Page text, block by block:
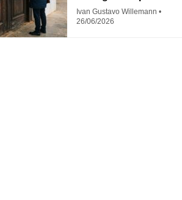
criticada
Ivan Gustavo Willemann
26/06/2026